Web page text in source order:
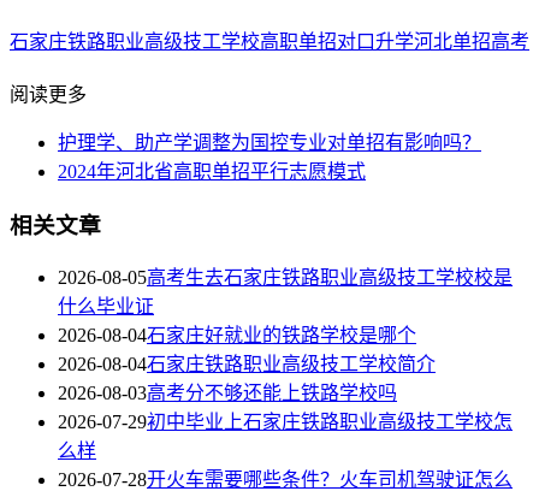
石家庄铁路职业高级技工学校高职单招对口升学河北单招高考
阅读更多
护理学、助产学调整为国控专业对单招有影响吗？
2024年河北省高职单招平行志愿模式
相关文章
2026-08-05高考生去石家庄铁路职业高级技工学校校是
什么毕业证
2026-08-04石家庄好就业的铁路学校是哪个
2026-08-04石家庄铁路职业高级技工学校简介
2026-08-03高考分不够还能上铁路学校吗
2026-07-29初中毕业上石家庄铁路职业高级技工学校怎
么样
2026-07-28开火车需要哪些条件？火车司机驾驶证怎么